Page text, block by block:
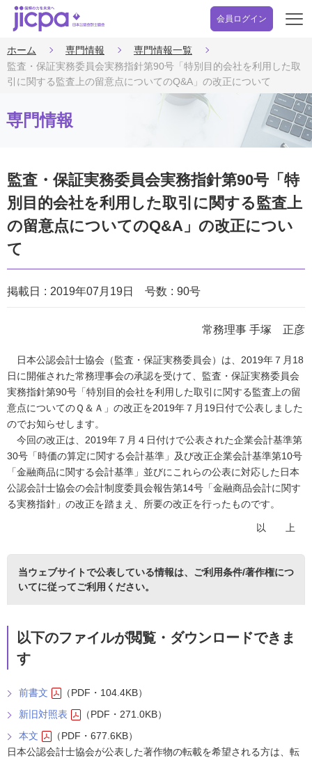
会員ログイン
開
ホーム 専門情報
専門情報一覧
監査・保証実務委員会実務指針第90号「特別目的会社を利用した取
引に関する監査上の留意点についてのQ&A」の改正について
専門情報
監査・保証実務委員会実務指針第90号「特
別目的会社を利用した取引に関する監査上
の留意点についてのQ&A」の改正につい
て
掲載日 2019年07月19日 号数 90号
常務理事 手塚 正彦
日本公認会計士協会（監査・保証実務委員会）は、2019年７月18
日に開催された常務理事会の承認を受けて、監査・保証実務委員会
実務指針第90号「特別目的会社を利用した取引に関する監査上の留
意点についてのＱ＆Ａ」の改正を2019年７月19日付で公表しました
のでお知らせします。
今回の改正は、2019年７月４日付けで公表された企業会計基準第
30号「時価の算定に関する会計基準」及び改正企業会計基準第10号
「金融商品に関する会計基準」並びにこれらの公表に対応した日本
公認会計士協会の会計制度委員会報告第14号「金融商品会計に関す
る実務指針」の改正を踏まえ、所要の改正を行ったものです。
以 上
当ウェブサイトで公表している情報は、 ご利用条件/著作権につ
いてに従ってご利用ください。
以下のファイルが閲覧・ダウンロードできま
す
前書文
（PDF・104.4KB）
新旧対照表
（PDF・271.0KB）
本文
（PDF・677.6KB）
日本公認会計士協会が公表した著作物の転載を希望される方は、転